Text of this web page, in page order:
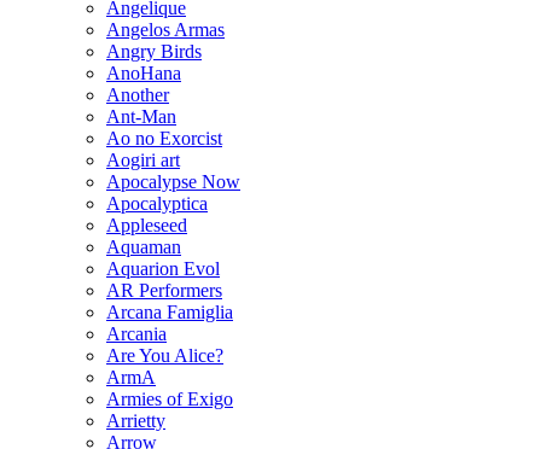
Angelique
Angelos Armas
Angry Birds
AnoHana
Another
Ant-Man
Ao no Exorcist
Aogiri art
Apocalypse Now
Apocalyptica
Appleseed
Aquaman
Aquarion Evol
AR Performers
Arcana Famiglia
Arcania
Are You Alice?
ArmA
Armies of Exigo
Arrietty
Arrow